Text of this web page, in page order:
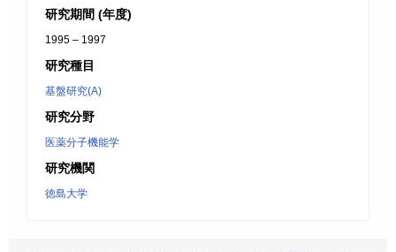
研究期間 (年度)
1995 – 1997
研究種目
基盤研究(A)
研究分野
医薬分子機能学
研究機関
徳島大学